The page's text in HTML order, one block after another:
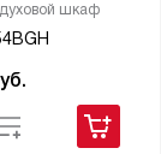
шкаф